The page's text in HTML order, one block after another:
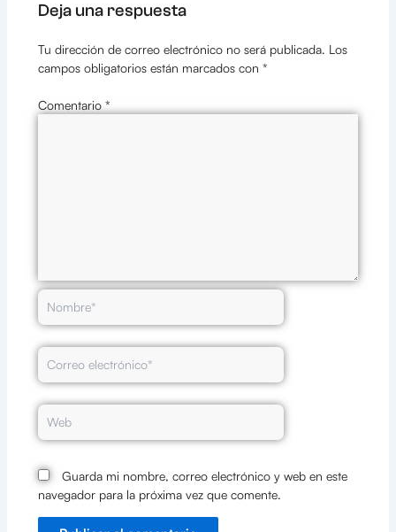
Deja una respuesta
Tu dirección de correo electrónico no será publicada. Los
campos obligatorios están marcados con *
Comentario *
Nombre*
Correo
electrónico*
Web
Guarda mi nombre, correo electrónico y web en este
navegador para la próxima vez que comente.